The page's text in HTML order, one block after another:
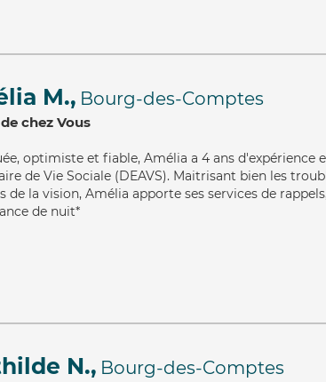
M., Bourg-des-Comptes
chez Vous
, optimiste et fiable, Amélia a 4 ans d'expérience
de Vie Sociale (DEAVS). Maitrisant bien les
de la vision, Amélia apporte ses services de
de nuit*
N., Bourg-des-Comptes